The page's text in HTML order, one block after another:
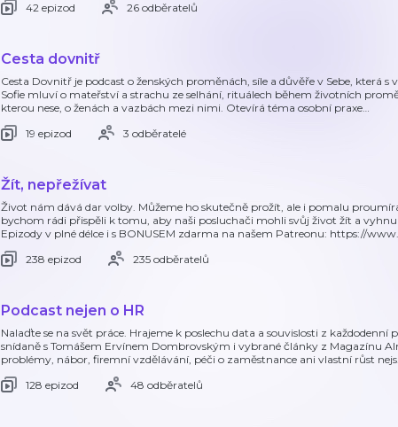
42 epizod
26 odběratelů
Cesta dovnitř
Cesta Dovnitř je podcast o ženských proměnách, síle a důvěře v Sebe, která s
Sofie mluví o mateřství a strachu ze selhání, rituálech během životních
kterou nese, o ženách a vazbách mezi nimi. Otevírá téma osobní praxe…
19 epizod
3 odběratelé
Žít, nepřežívat
Život nám dává dar volby. Můžeme ho skutečně prožít, ale i pomalu
bychom rádi přispěli k tomu, aby naši posluchači mohli svůj život žít a
Epizody v plné délce i s BONUSEM zdarma na našem Patreonu: https://
238 epizod
235 odběratelů
Podcast nejen o HR
Nalaďte se na svět práce. Hrajeme k poslechu data a souvislosti z každodenní
snídaně s Tomášem Ervínem Dombrovským i vybrané články z Magazínu
problémy, nábor, firemní vzdělávání, péči o zaměstnance ani vlastní růst nejs
128 epizod
48 odběratelů